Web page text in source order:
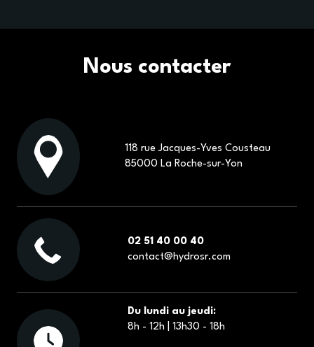
Nous contacter
118 rue Jacques-Yves Cousteau
85000 La Roche-sur-Yon
02 51 40 00 40
contact@hydrosr.com
Du lundi au jeudi:
8h - 12h | 13h30 - 18h